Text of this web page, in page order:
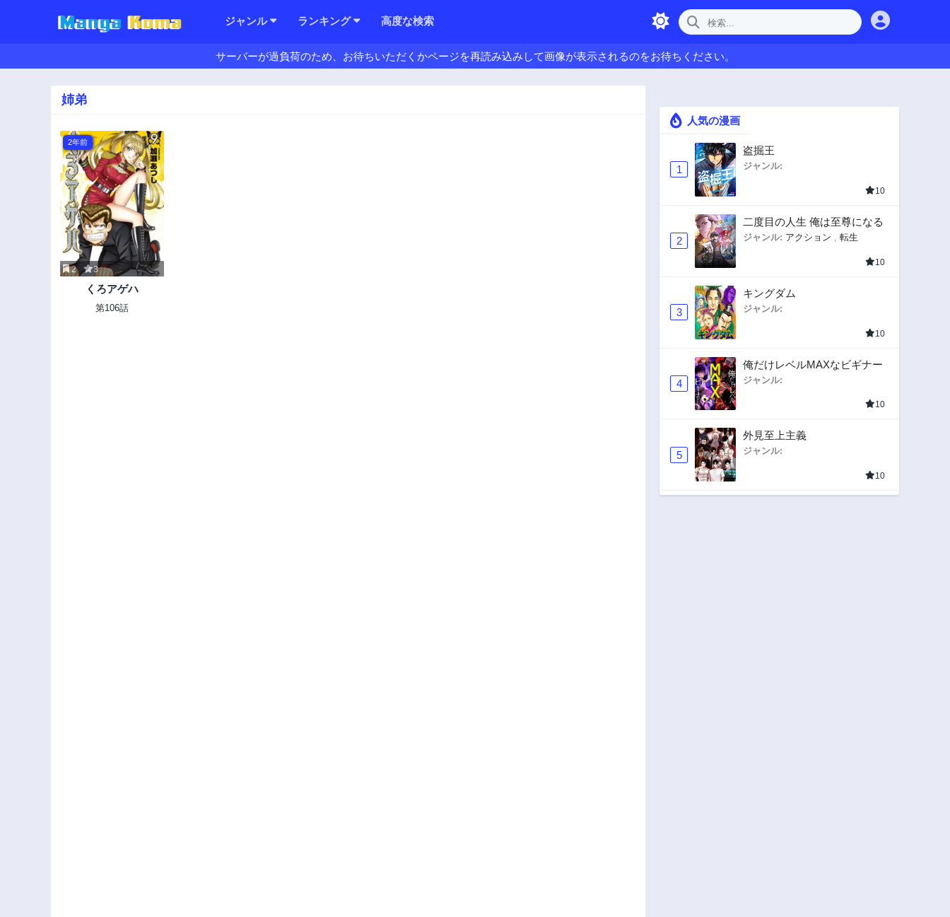
ジャンル ランキング 高度な検索
サーバーが過負荷のため、お待ちいただくかページを再読み込みして画像が表示されるのをお待ちください。
姉弟
2年前
2 3
くろアゲハ
第106話
人気の漫画
1
盗掘王
ジャンル:
10
2
二度目の人生 俺は至尊になる
ジャンル: アクション 転生
10
3
キングダム
ジャンル:
10
4
俺だけレベルMAXなビギナー
ジャンル:
10
5
外見至上主義
ジャンル:
10